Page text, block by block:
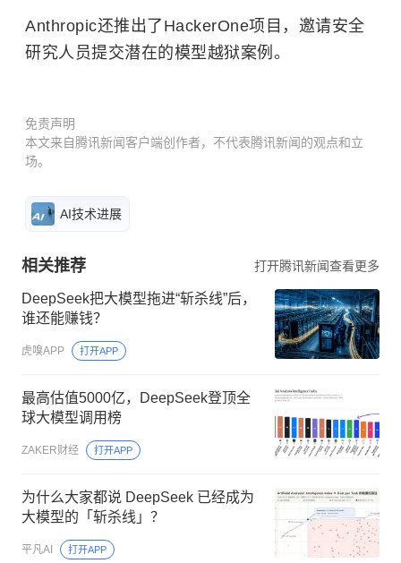
Anthropic还推出了HackerOne项目，邀请安全
研究人员提交潜在的模型越狱案例。
免责声明
本文来自腾讯新闻客户端创作者，不代表腾讯新闻的观点和立
场。
AI技术进展
相关推荐 打开腾讯新闻查看更多
DeepSeek把大模型拖进“斩杀线”后，
谁还能赚钱？
虎嗅APP 打开APP
最高估值5000亿，DeepSeek登顶全
球大模型调用榜
ZAKER财经 打开APP
为什么大家都说 DeepSeek 已经成为
大模型的「斩杀线」？
平凡AI 打开APP